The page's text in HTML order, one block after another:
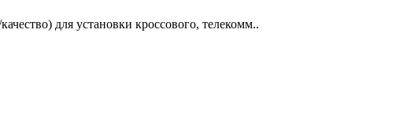
для установки кроссового, телекомм..